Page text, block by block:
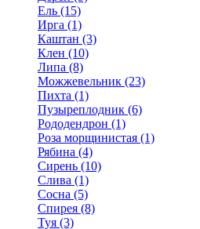
Ель (15)
Ирга (1)
Каштан (3)
Клен (10)
Липа (8)
Можжевельник (23)
Пихта (1)
Пузыреплодник (6)
Рододендрон (1)
Роза морщинистая (1)
Рябина (4)
Сирень (10)
Слива (1)
Сосна (5)
Спирея (8)
Туя (3)